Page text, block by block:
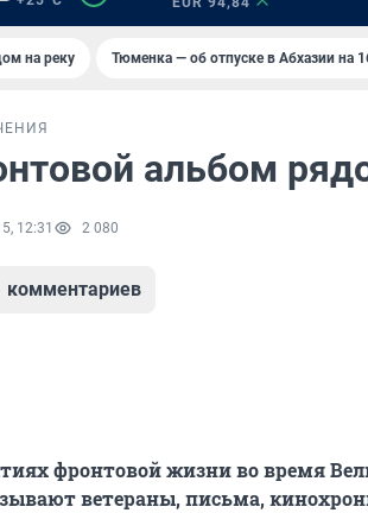
на реку Тюменка — об отпуске в Абхазии на
альбом
12:31 2 080
комментариев
фронтовой жизни во время
ветераны, письма,